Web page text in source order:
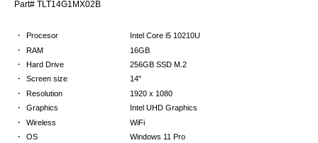
Part# TLT14G1MX02B
· Procesor Intel Core i5 10210U
· RAM 16GB
· Hard Drive 256GB SSD M.2
· Screen size 14"
· Resolution 1920 x 1080
· Graphics Intel UHD Graphics
· Wireless WiFi
· OS Windows 11 Pro